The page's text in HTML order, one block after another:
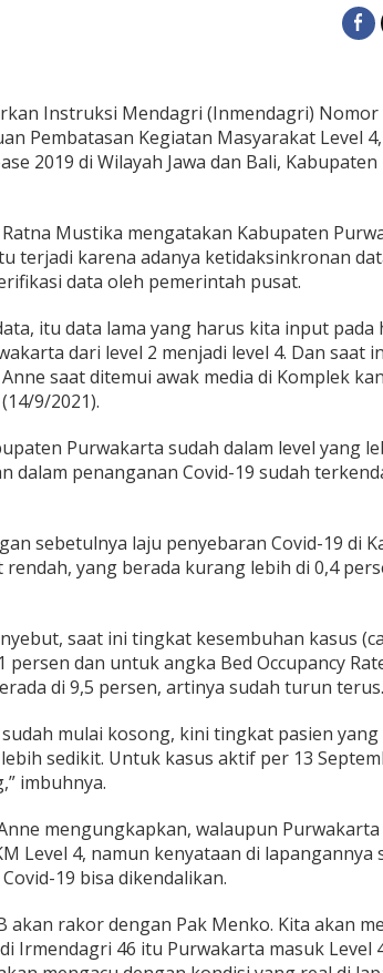
Instruksi Mendagri (Inmendagri)
Pembatasan Kegiatan Masyarakat Level
2019 di Wilayah Jawa dan Bali,
Mustika mengatakan Kabupaten
terjadi karena adanya ketidaksinkronan
data oleh pemerintah pusat.
itu data lama yang harus kita input pada
dari level 2 menjadi level 4. Dan saat
saat ditemui awak media di Komplek
9/2021).
Purwakarta sudah dalam level yang
dalam penanganan Covid-19 sudah
sebetulnya laju penyebaran Covid-19 di
yang berada kurang lebih di 0,4
saat ini tingkat kesembuhan kasus
persen dan untuk angka Bed Occupancy
di 9,5 persen, artinya sudah turun terus.
mulai kosong, kini tingkat pasien
sedikit. Untuk kasus aktif per 13
imbuhnya.
mengungkapkan, walaupun Purwakarta
Level 4, namun kenyataan di lapangannya
19 bisa dikendalikan.
akan rakor dengan Pak Menko. Kita akan
Irmendagri 46 itu Purwakarta masuk Level